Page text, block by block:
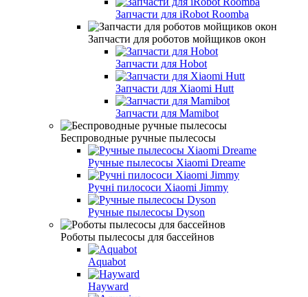
Запчасти для iRobot Roomba
Запчасти для роботов мойщиков окон
Запчасти для Hobot
Запчасти для Xiaomi Hutt
Запчасти для Mamibot
Беспроводные ручные пылесосы
Ручные пылесосы Xiaomi Dreame
Ручні пилососи Xiaomi Jimmy
Ручные пылесосы Dyson
Роботы пылесосы для бассейнов
Aquabot
Hayward